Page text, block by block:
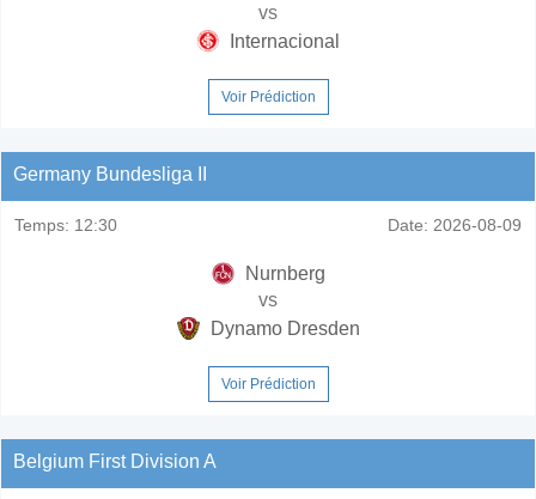
vs
Internacional
Voir Prédiction
Germany Bundesliga II
Temps: 12:30 Date: 2026-08-09
Nurnberg
vs
Dynamo Dresden
Voir Prédiction
Belgium First Division A